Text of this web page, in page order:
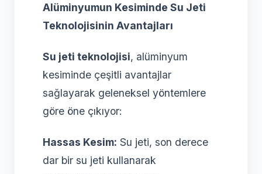
Alüminyumun Kesiminde Su Jeti
Teknolojisinin Avantajları
Su jeti teknolojisi, alüminyum
kesiminde çeşitli avantajlar
sağlayarak geleneksel yöntemlere
göre öne çıkıyor:
Hassas Kesim: Su jeti, son derece
dar bir su jeti kullanarak